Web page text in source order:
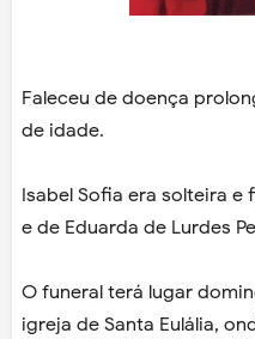
Faleceu de doença
de idade.
Isabel Sofia era solteira e
e de Eduarda de Lurdes
O funeral terá lugar
igreja de Santa Eulália,